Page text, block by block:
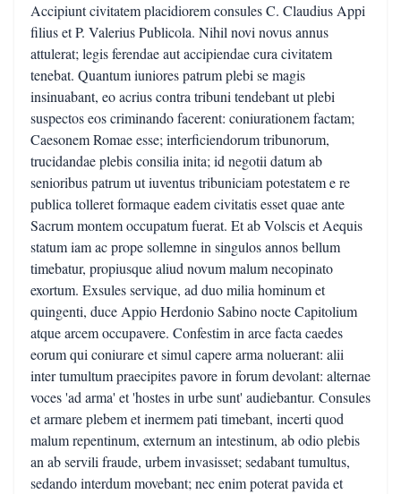
Accipiunt civitatem placidiorem consules C. Claudius Appi
filius et P. Valerius Publicola. Nihil novi novus annus
attulerat; legis ferendae aut accipiendae cura civitatem
tenebat. Quantum iuniores patrum plebi se magis
insinuabant, eo acrius contra tribuni tendebant ut plebi
suspectos eos criminando facerent: coniurationem factam;
Caesonem Romae esse; interficiendorum tribunorum,
trucidandae plebis consilia inita; id negotii datum ab
senioribus patrum ut iuventus tribuniciam potestatem e re
publica tolleret formaque eadem civitatis esset quae ante
Sacrum montem occupatum fuerat. Et ab Volscis et Aequis
statum iam ac prope sollemne in singulos annos bellum
timebatur, propiusque aliud novum malum necopinato
exortum. Exsules servique, ad duo milia hominum et
quingenti, duce Appio Herdonio Sabino nocte Capitolium
atque arcem occupavere. Confestim in arce facta caedes
eorum qui coniurare et simul capere arma noluerant: alii
inter tumultum praecipites pavore in forum devolant: alternae
voces 'ad arma' et 'hostes in urbe sunt' audiebantur. Consules
et armare plebem et inermem pati timebant, incerti quod
malum repentinum, externum an intestinum, ab odio plebis
an ab servili fraude, urbem invasisset; sedabant tumultus,
sedando interdum movebant; nec enim poterat pavida et